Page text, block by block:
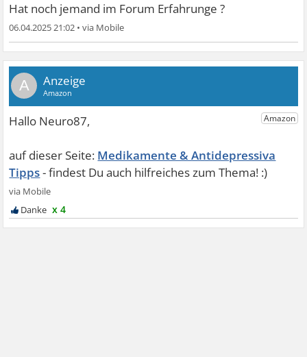
Hat noch jemand im Forum Erfahrunge ?
06.04.2025 21:02 •
A
Medikamente & Antidepressiva
Tipps
x 4